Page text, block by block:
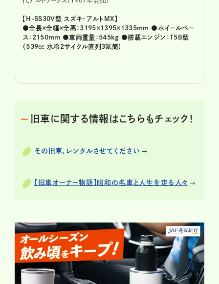
【H-SS30V型 スズキ・アルトMX】
●全長×全幅×全高：3195×1395×1335mm ●ホイールベー
ス：2150mm ●車両重量：545kg ●搭載エンジン：T5B型
（539㏄ 水冷2サイクル直列3気筒）
旧車に関する情報はこちらもチェック！
その旧車、レンタルさせてください
【旧車オーナー物語】昭和の名車と人生を走る人々